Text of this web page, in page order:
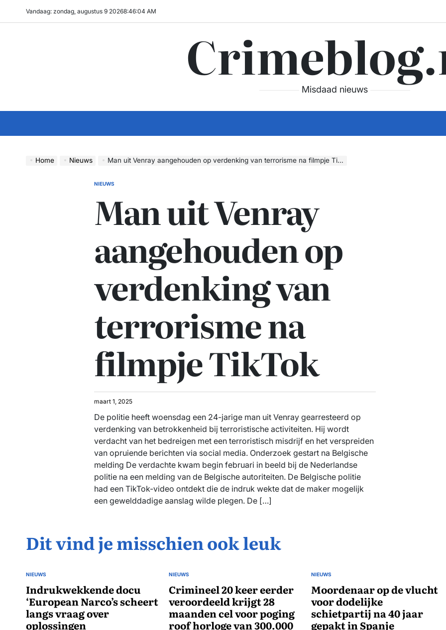
Vandaag: zondag, augustus 9 20268:46:05 AM
Misdaad nieuws
Home Nieuws Man uit Venray aangehouden op verdenking van terrorisme na filmpje TikTok
GEPLAATST
NIEUWS
Man uit Venray
aangehouden op
verdenking van
terrorisme na
filmpje TikTok
maart 1, 2025
De politie heeft woensdag een 24-jarige man uit Venray gearresteerd op
verdenking van betrokkenheid bij terroristische activiteiten. Hij wordt
verdacht van het bedreigen met een terroristisch misdrijf en het verspreiden
van opruiende berichten via social media. Onderzoek gestart na Belgische
melding De verdachte kwam begin februari in beeld bij de Nederlandse
politie na een melding van de Belgische autoriteiten. De Belgische politie
had een TikTok-video ontdekt die de indruk wekte dat de maker mogelijk
een gewelddadige aanslag wilde plegen. De […]
Dit vind je misschien ook leuk
GEPLAATST
NIEUWS
Indrukwekkende docu
‘European Narco’s scheert
langs vraag over
oplossingen
GEPLAATST
NIEUWS
Crimineel 20 keer eerder
veroordeeld krijgt 28
maanden cel voor poging
roof horloge van 300.000
GEPLAATST
NIEUWS
Moordenaar op de vlucht
voor dodelijke
schietpartij na 40 jaar
gepakt in Spanje